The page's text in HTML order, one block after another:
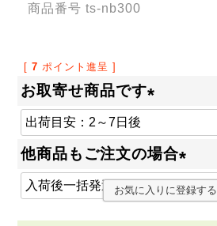
商品番号 ts-nb300
[ 7 ポイント進呈 ]
お取寄せ商品です
必
)
他商品もご注文の場合
(
お気に入りに登録する